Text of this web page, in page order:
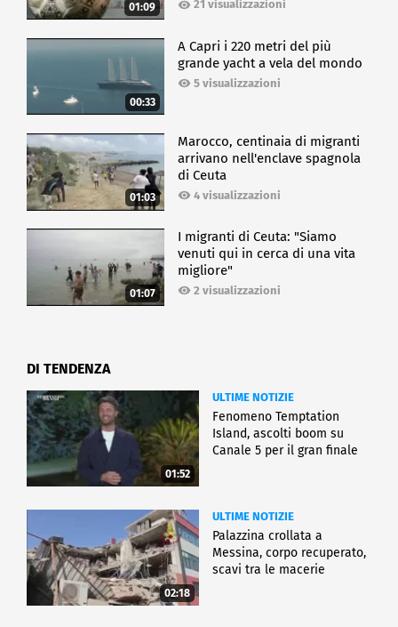
01:09 21 visualizzazioni
00:33
A Capri i 220 metri del più
grande yacht a vela del mondo
5 visualizzazioni
01:03
Marocco, centinaia di migranti
arrivano nell'enclave spagnola
di Ceuta
4 visualizzazioni
01:07
I migranti di Ceuta: "Siamo
venuti qui in cerca di una vita
migliore"
2 visualizzazioni
DI TENDENZA
01:52
ULTIME NOTIZIE
Fenomeno Temptation
Island, ascolti boom su
Canale 5 per il gran finale
02:18
ULTIME NOTIZIE
Palazzina crollata a
Messina, corpo recuperato,
scavi tra le macerie